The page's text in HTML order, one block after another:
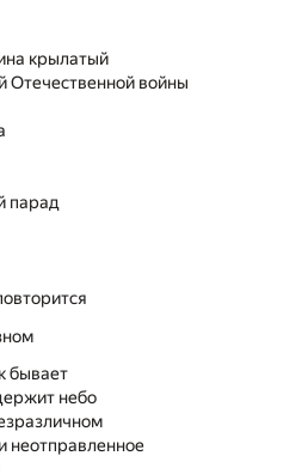
крылатый
Отечественной войны
парад
бывает
небо
неотправленное